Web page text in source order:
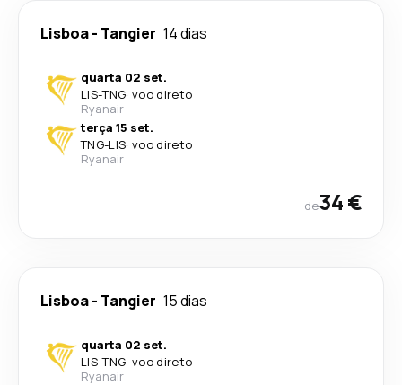
Lisboa- Tangier 14 dias
quarta 02 set.
LIS-TNG· voo direto
Ryanair
terça 15 set.
TNG-LIS· voo direto
Ryanair
de34 €
Lisboa- Tangier 15 dias
quarta 02 set.
LIS-TNG· voo direto
Ryanair